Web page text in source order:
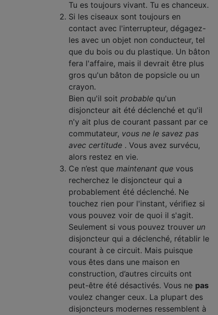
Tu es toujours vivant. Tu es chanceux.
Si les ciseaux sont toujours en
contact avec l'interrupteur, dégagez-
les avec un objet non conducteur, tel
que du bois ou du plastique. Un bâton
fera l'affaire, mais il devrait être plus
gros qu'un bâton de popsicle ou un
crayon.
Bien qu'il soit probable qu'un
disjoncteur ait été déclenché et qu'il
n'y ait plus de courant passant par ce
commutateur, vous ne le savez pas
avec certitude . Vous avez survécu,
alors restez en vie.
Ce n’est que maintenant que vous
recherchez le disjoncteur qui a
probablement été déclenché. Ne
touchez rien pour l'instant, vérifiez si
vous pouvez voir de quoi il s'agit.
Seulement si vous pouvez trouver un
disjoncteur qui a déclenché, rétablir le
courant à ce circuit. Mais puisque
vous êtes dans une maison en
construction, d’autres circuits ont
peut-être été désactivés. Vous ne pas
voulez changer ceux. La plupart des
disjoncteurs modernes ressemblent à